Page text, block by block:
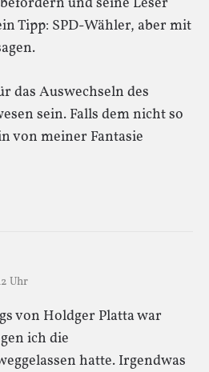
Tipp: SPD-Wähler, aber mit
das Auswechseln des
sein. Falls dem nicht so
von meiner Fantasie
Uhr
von Holdger Platta war
ich die
hatte. Irgendwas